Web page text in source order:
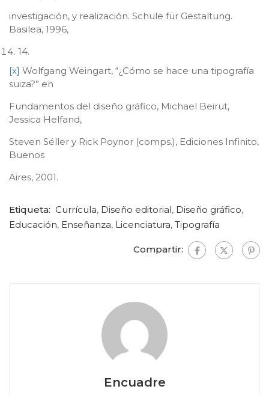
investigación, y realización. Schule für Gestaltung.
Basilea, 1996,
14.
[x] Wolfgang Weingart, “¿Cómo se hace una tipografía
suiza?” en
Fundamentos del diseño gráfico, Michael Beirut,
Jessica Helfand,
Steven Séller y Rick Poynor (comps.), Ediciones Infinito,
Buenos
Aires, 2001.
Etiqueta: Currícula, Diseño editorial, Diseño gráfico,
Educación, Enseñanza, Licenciatura, Tipografía
Compartir:
Encuadre